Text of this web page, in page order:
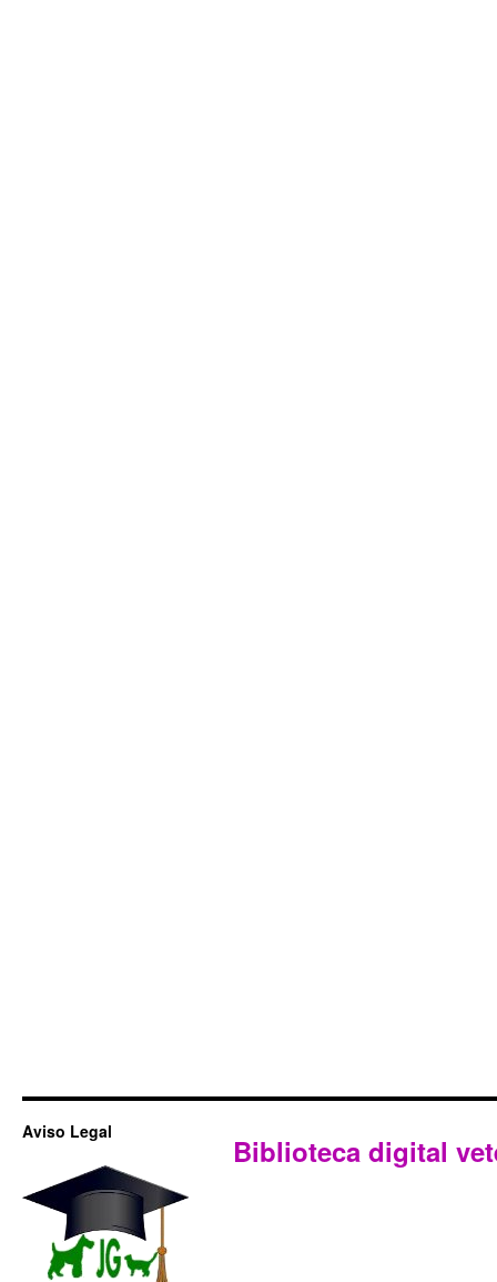
Aviso Legal
Biblioteca digital